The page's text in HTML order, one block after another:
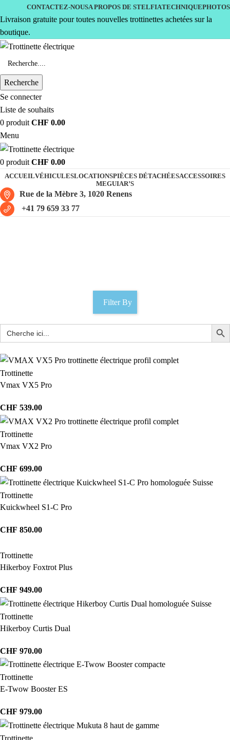
CONTACTEZ-NOUSA PROPOS DE STELFIATECHNIQUEPHOTOS
Livraison gratuite pour toutes nouvelles trottinettes achetées sur la
boutique.
Recherche
Se connecter
Liste de souhaits
0 produit CHF 0.00
Menu
0 produit CHF 0.00
ACCUEILVÉHICULESLOCATIONSPIÈCES DÉTACHÉESACCESSOIRES
MEGUIAR’S
Rue de la Mèbre 3, 1020 Renens
+41 79 659 33 77
Filter By
Trottinette
Vmax VX5 Pro
CHF 539.00
Trottinette
Vmax VX2 Pro
CHF 699.00
Trottinette
Kuickwheel S1-C Pro
CHF 850.00
Trottinette
Hikerboy Foxtrot Plus
CHF 949.00
Trottinette
Hikerboy Curtis Dual
CHF 970.00
Trottinette
E-Twow Booster ES
CHF 979.00